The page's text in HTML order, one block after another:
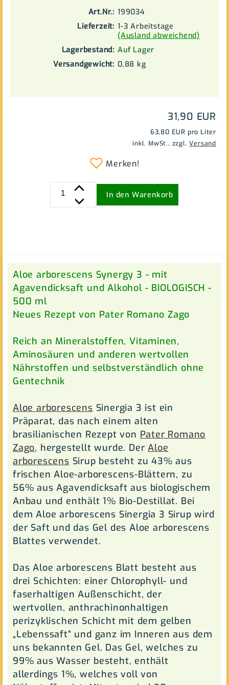
Art.Nr.: 199034
Lieferzeit: 1-3 Arbeitstage
(Ausland abweichend)
Lagerbestand: Auf Lager
Versandgewicht: 0,88 kg
31,90 EUR
63,80 EUR pro Liter
inkl. MwSt., zzgl.Versand
Merken!
In den Warenkorb
Aloe arborescens Synergy 3 - mit
Agavendicksaft und Alkohol - BIOLOGISCH -
500 ml
Neues Rezept von Pater Romano Zago
Reich an Mineralstoffen, Vitaminen,
Aminosäuren und anderen wertvollen
Nährstoffen und selbstverständlich ohne
Gentechnik
Aloe arborescens Sinergia 3 ist ein
Präparat, das nach einem alten
brasilianischen Rezept von Pater Romano
Zago, hergestellt wurde. DerAloe
arborescens Sirup besteht zu 43% aus
frischen Aloe-arborescens-Blättern, zu
56% aus Agavendicksaft aus biologischem
Anbau und enthält 1% Bio-Destillat. Bei
dem Aloe arborescens Sinergia 3 Sirup wird
der Saft und das Gel des Aloe arborescens
Blattes verwendet.
Das Aloe arborescens Blatt besteht aus
drei Schichten: einer Chlorophyll- und
faserhaltigen Außenschicht, der
wertvollen, anthrachinonhaltigen
perizyklischen Schicht mit dem gelben
„Lebenssaft“ und ganz im Inneren aus dem
uns bekannten Gel. Das Gel, welches zu
99% aus Wasser besteht, enthält
allerdings 1%, welches voll von